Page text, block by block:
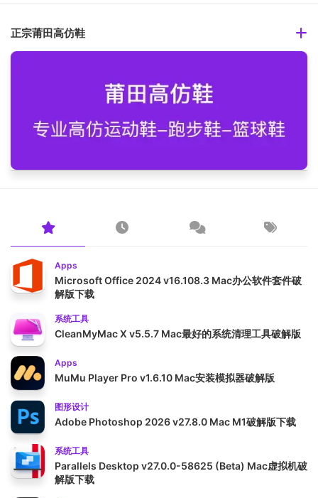
正宗莆田高仿鞋
Apps
Microsoft Office 2024 v16.108.3 Mac办公软件套件破
解版下载
系统工具
CleanMyMac X v5.5.7 Mac最好的系统清理工具破解版
Apps
MuMu Player Pro v1.6.10 Mac安装模拟器破解版
图形设计
Adobe Photoshop 2026 v27.8.0 Mac M1破解版下载
系统工具
Parallels Desktop v27.0.0-58625 (Beta) Mac虚拟机破
解版下载